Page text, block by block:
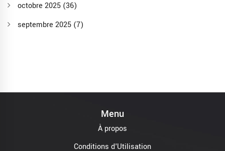
octobre 2025 (36)
septembre 2025 (7)
Menu
À propos
Conditions d'Utilisation